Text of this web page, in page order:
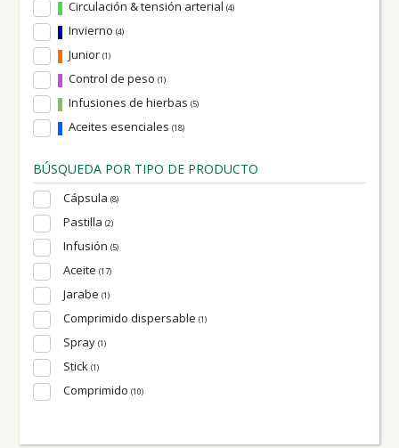
Circulación & tensión arterial(4)
Invierno(4)
Junior(1)
Control de peso(1)
Infusiones de hierbas(5)
Aceites esenciales(18)
BÚSQUEDA POR TIPO DE PRODUCTO
Cápsula(8)
Pastilla(2)
Infusión(5)
Aceite(17)
Jarabe(1)
Comprimido dispersable(1)
Spray(1)
Stick(1)
Comprimido(10)